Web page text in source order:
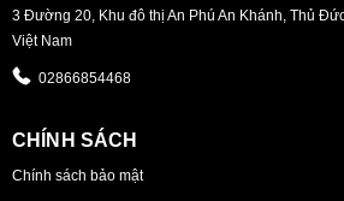
3 Đường 20, Khu đô thị An Phú An Khánh, Thủ
Việt Nam
02866854468
CHÍNH SÁCH
Chính sách bảo mật